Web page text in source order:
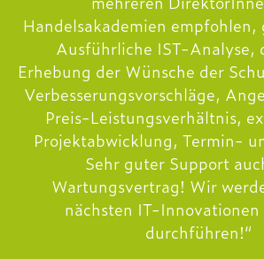
Handelsakademien empfohlen,
Ausführliche IST-Analyse,
Erhebung der Wünsche der
Verbesserungsvorschläge,
Preis-Leistungsverhältnis,
Projektabwicklung, Termin-
Sehr guter Support
Wartungsvertrag! Wir
nächsten IT-Innovationen
durchführen!“